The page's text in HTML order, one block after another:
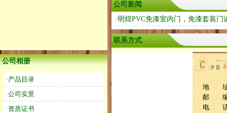
公司相册
·产品目录
·公司实景
·资质证书
公司新闻
·明煌PVC免漆室内门，免漆套装
联系方式
地 址
邮 编
电 话